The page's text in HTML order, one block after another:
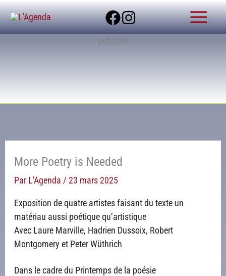
Aller
au
contenu
publicité
More Poetry is Needed
Par L'Agenda /23 mars 2025
Exposition de quatre artistes faisant du texte un
matériau aussi poétique qu’artistique
Avec Laure Marville, Hadrien Dussoix, Robert
Montgomery et Peter Wüthrich
Dans le cadre du Printemps de la poésie